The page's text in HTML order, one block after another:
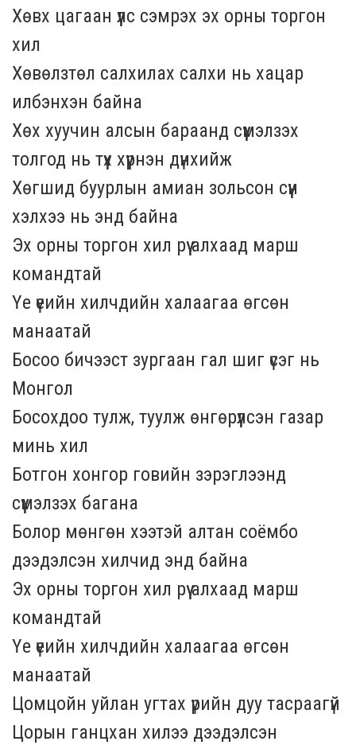
Хөвх цагаан үүлс сэмрэх эх орны торгон
хил
Хөвөлзтөл салхилах салхи нь хацар
илбэнхэн байна
Хөх хуучин алсын бараанд сүүмэлзэх
толгод нь түүх хүүрнэн дүнхийж
Хөгшид буурлын амиан зольсон сүүн
хэлхээ нь энд байна
Эх орны торгон хил рүү алхаад марш
командтай
Үе үеийн хилчдийн халаагаа өгсөн
манаатай
Босоо бичээст зургаан гал шиг үсэг нь
Монгол
Босохдоо тулж, туулж өнгөрүүлсэн газар
минь хил
Ботгон хонгор говийн зэрэглээнд
сүүмэлзэх багана
Болор мөнгөн хээтэй алтан соёмбо
дээдэлсэн хилчид энд байна
Эх орны торгон хил рүү алхаад марш
командтай
Үе үеийн хилчдийн халаагаа өгсөн
манаатай
Цомцойн уйлан угтах үрийн дуу тасраагүй
Цорын ганцхан хилээ дээдэлсэн